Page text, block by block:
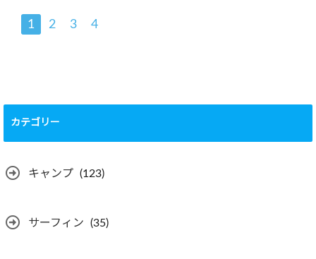
1 2 3 4
カテゴリー
キャンプ (123)
サーフィン (35)